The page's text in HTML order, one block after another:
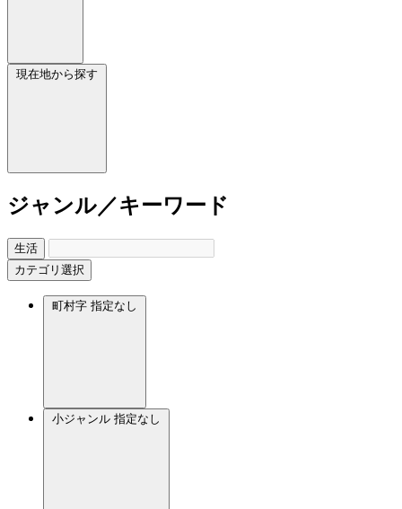
現在地から探す
ジャンル／キーワード
生活
カテゴリ選択
町村字 指定なし
小ジャンル 指定なし